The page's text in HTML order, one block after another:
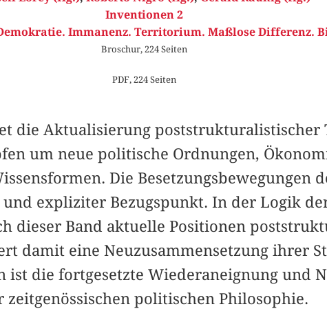
Inventionen 2
Immanenz. Territorium. Maßlose Differenz.
Broschur, 224 Seiten
PDF, 224 Seiten
die Aktualisierung poststrukturalistischer
um neue politische Ordnungen,
Die Besetzungsbewegungen
expliziter Bezugspunkt. In der Logik
dieser Band aktuelle Positionen
damit eine Neuzusammensetzung ihrer
ist die fortgesetzte Wiederaneignung und
politischen Philosophie.